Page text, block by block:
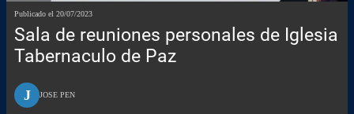
Publicado el 20/07/2023
Sala de reuniones personales de Iglesia
Tabernaculo de Paz
J JOSE PEN